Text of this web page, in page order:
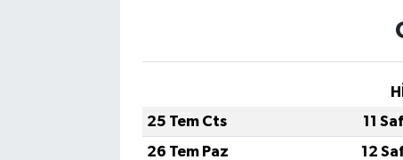
25 Tem Cts
11
26 Tem Paz
12